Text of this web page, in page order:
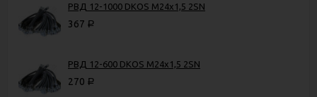
РВД 12-1000 DKOS M24x1,5 2SN
367 Р
РВД 12-600 DKOS M24x1,5 2SN
270 Р